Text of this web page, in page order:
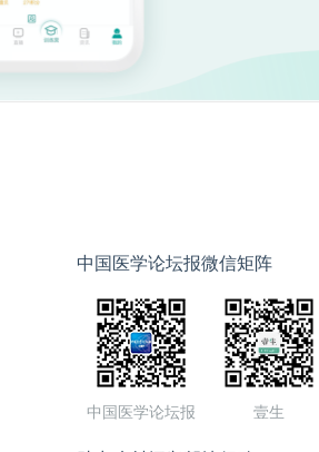
中国医学论坛报微信矩阵
中国医学论坛报 壹生